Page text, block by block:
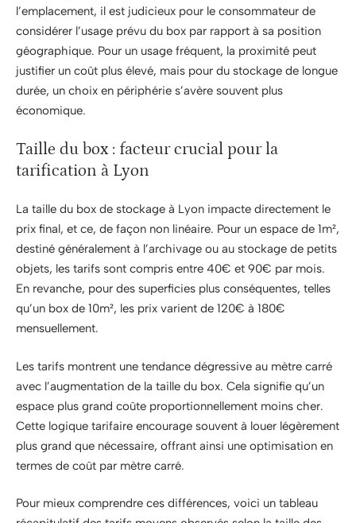
l’emplacement, il est judicieux pour le consommateur de
considérer l’usage prévu du box par rapport à sa position
géographique. Pour un usage fréquent, la proximité peut
justifier un coût plus élevé, mais pour du stockage de longue
durée, un choix en périphérie s’avère souvent plus
économique.
Taille du box : facteur crucial pour la
tarification à Lyon
La taille du box de stockage à Lyon impacte directement le
prix final, et ce, de façon non linéaire. Pour un espace de 1m²,
destiné généralement à l’archivage ou au stockage de petits
objets, les tarifs sont compris entre 40€ et 90€ par mois.
En revanche, pour des superficies plus conséquentes, telles
qu’un box de 10m², les prix varient de 120€ à 180€
mensuellement.
Les tarifs montrent une tendance dégressive au mètre carré
avec l’augmentation de la taille du box. Cela signifie qu’un
espace plus grand coûte proportionnellement moins cher.
Cette logique tarifaire encourage souvent à louer légèrement
plus grand que nécessaire, offrant ainsi une optimisation en
termes de coût par mètre carré.
Pour mieux comprendre ces différences, voici un tableau